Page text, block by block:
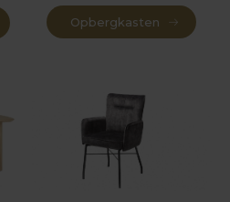
Opbergkasten